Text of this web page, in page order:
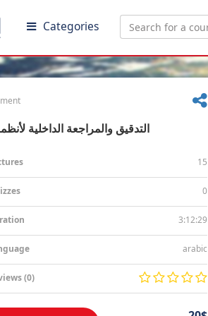
Categories
التدقيق والمراجعة الداخلية
15
0
3:12:29
arabic
(0)